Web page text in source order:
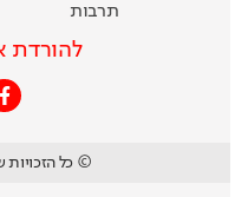
תרבות
להורדת
© כל הזכויות